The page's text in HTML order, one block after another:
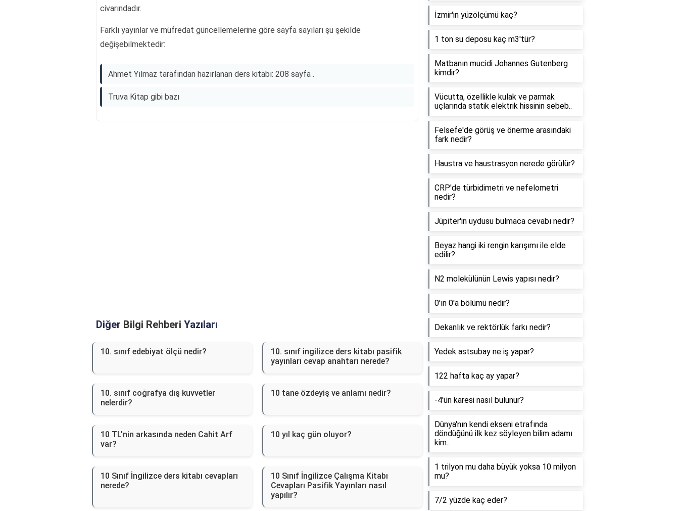
civarındadır.
Farklı yayınlar ve müfredat güncellemelerine göre sayfa sayıları şu şekilde
değişebilmektedir:
Ahmet Yılmaz tarafından hazırlanan ders kitabı: 208 sayfa .
Truva Kitap gibi bazı
Diğer Bilgi Rehberi Yazıları
10. sınıf edebiyat ölçü nedir?
10. sınıf ingilizce ders kitabı pasifik
yayınları cevap anahtarı nerede?
10. sınıf coğrafya dış kuvvetler
nelerdir?
10 tane özdeyiş ve anlamı nedir?
10 TL'nin arkasında neden Cahit Arf
var?
10 yıl kaç gün oluyor?
10 Sınıf İngilizce ders kitabı cevapları
nerede?
10 Sınıf İngilizce Çalışma Kitabı
Cevapları Pasifik Yayınları nasıl
yapılır?
İzmir'in yüzölçümü kaç?
1 ton su deposu kaç m3'tür?
Matbanın mucidi Johannes Gutenberg
kimdir?
Vücutta, özellikle kulak ve parmak
uçlarında statik elektrik hissinin sebeb..
Felsefe'de görüş ve önerme arasındaki
fark nedir?
Haustra ve haustrasyon nerede görülür?
CRP'de türbidimetri ve nefelometri
nedir?
Jüpiter'in uydusu bulmaca cevabı nedir?
Beyaz hangi iki rengin karışımı ile elde
edilir?
N2 molekülünün Lewis yapısı nedir?
0'ın 0'a bölümü nedir?
Dekanlık ve rektörlük farkı nedir?
Yedek astsubay ne iş yapar?
122 hafta kaç ay yapar?
-4'ün karesi nasıl bulunur?
Dünya'nın kendi ekseni etrafında
döndüğünü ilk kez söyleyen bilim adamı
kim..
1 trilyon mu daha büyük yoksa 10 milyon
mu?
7/2 yüzde kaç eder?